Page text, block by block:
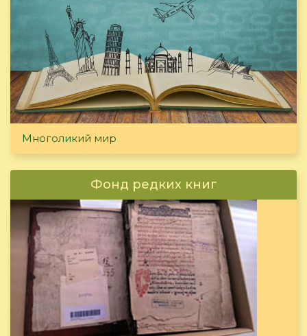
Многоликий мир
Фонд редких книг